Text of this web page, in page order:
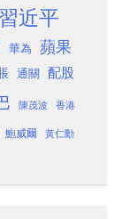
習近平
華為 蘋果
通關 配股
陳茂波 香港
鮑威爾 黃仁勳